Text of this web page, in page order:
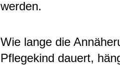
werden.
Wie lange die
Pflegekind dauert,